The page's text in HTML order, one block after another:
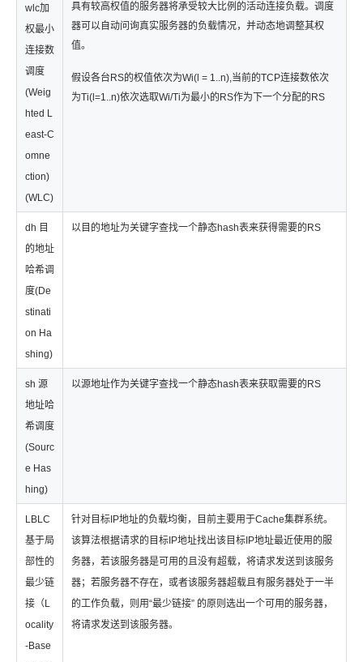
wlc加
权最小
连接数
调度
(Weig
hted L
east-C
omne
ction)
(WLC)
具有较高权值的服务器将承受较大比例的活动连接负载。调度
器可以自动问询真实服务器的负载情况，并动态地调整其权
值。
假设各台RS的权值依次为Wi(l = 1..n),当前的TCP连接数依次
为Ti(l=1..n)依次选取Wi/Ti为最小的RS作为下一个分配的RS
dh 目
的地址
哈希调
度(De
stinati
on Ha
shing)
以目的地址为关键字查找一个静态hash表来获得需要的RS
sh 源
地址哈
希调度
(Sourc
e Has
hing)
以源地址作为关键字查找一个静态hash表来获取需要的RS
LBLC
基于局
部性的
最少链
接（L
ocality
-Base
针对目标IP地址的负载均衡，目前主要用于Cache集群系统。
该算法根据请求的目标IP地址找出该目标IP地址最近使用的服
务器，若该服务器是可用的且没有超载，将请求发送到该服务
器；若服务器不存在，或者该服务器超载且有服务器处于一半
的工作负载，则用“最少链接” 的原则选出一个可用的服务器，
将请求发送到该服务器。